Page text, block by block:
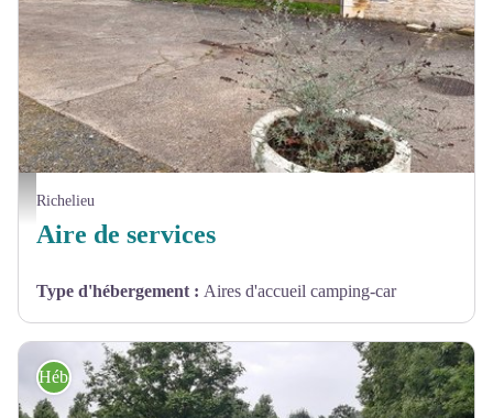
Aire de services camping-car - Richelieu - ADT Touraine / Jérôme Huet
Richelieu
Aire de services
Type d'hébergement: Aires d'accueil camping-car
Hébergement